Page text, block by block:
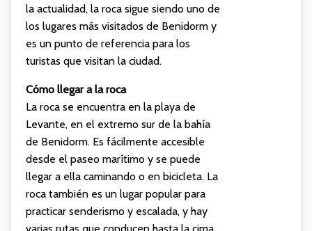
la actualidad, la roca sigue siendo uno de
los lugares más visitados de Benidorm y
es un punto de referencia para los
turistas que visitan la ciudad.
Cómo llegar a la roca
La roca se encuentra en la playa de
Levante, en el extremo sur de la bahía
de Benidorm. Es fácilmente accesible
desde el paseo marítimo y se puede
llegar a ella caminando o en bicicleta. La
roca también es un lugar popular para
practicar senderismo y escalada, y hay
varias rutas que conducen hasta la cima